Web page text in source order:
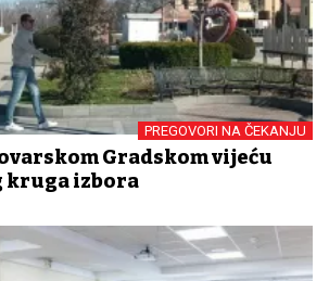
PREGOVORI NA ČEKANJU
Gradskom vijeću
kruga izbora